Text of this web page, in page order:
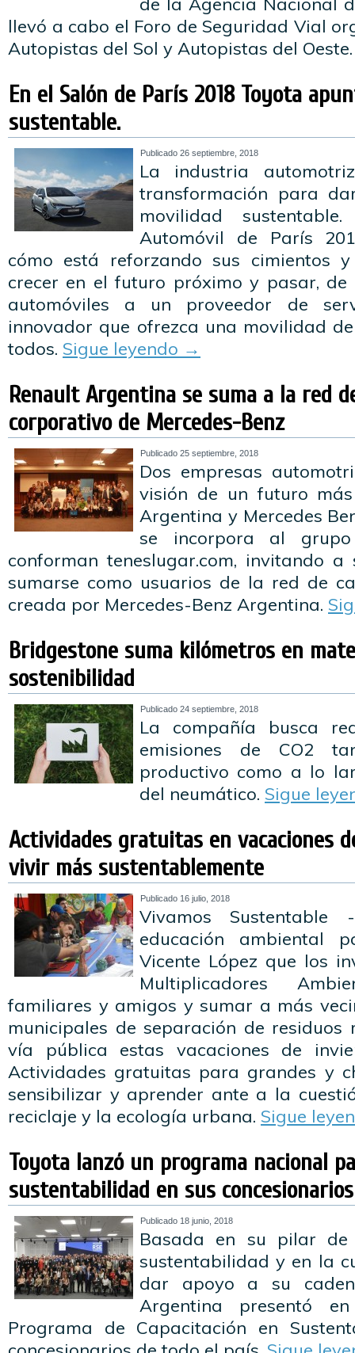
llevó a cabo el Foro de Seguridad Vial
Autopistas del Sol y Autopistas del
En el Salón de París 2018 Toyota
sustentable.
Publicado 26 septiembre, 2018
La industria
transformación para
movilidad
Automóvil de París
cómo está reforzando sus cimientos
crecer en el futuro próximo y pasar,
automóviles a un proveedor de
innovador que ofrezca una movilidad
todos. Sigue leyendo →
Renault Argentina se suma a la red
corporativo de Mercedes-Benz
Publicado 25 septiembre, 2018
Dos empresas
visión de un futuro
Argentina y Mercedes
se incorpora al
conforman teneslugar.com, invitando
sumarse como usuarios de la red de
creada por Mercedes-Benz Argentina.
Bridgestone suma kilómetros en
sostenibilidad
Publicado 24 septiembre, 2018
La compañía busca
emisiones de CO2
productivo como a lo
del neumático. Sigue
Actividades gratuitas en vacaciones
vivir más sustentablemente
Publicado 16 julio, 2018
Vivamos
educación ambiental
Vicente López que los
Multiplicadores
familiares y amigos y sumar a más
municipales de separación de
vía pública estas vacaciones de
Actividades gratuitas para grandes y
sensibilizar y aprender ante a la
reciclaje y la ecología urbana. Sigue
Toyota lanzó un programa nacional
sustentabilidad en sus concesionarios
Publicado 18 junio, 2018
Basada en su pilar de
sustentabilidad y en la
dar apoyo a su
Argentina presentó
Programa de Capacitación en